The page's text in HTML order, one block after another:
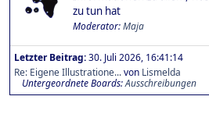
zu tun hat
Moderator:Maja
Letzter Beitrag:30. Juli 2026, 16:41:14
Re: Eigene Illustratione...von Lismelda
Untergeordnete Boards Ausschreibungen